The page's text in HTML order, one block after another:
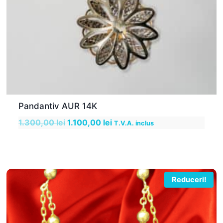
Pandantiv AUR 14K
1.300,00leiPrețul
1.300,00 lei.
1.100,00 leiPrețul
T.V.A. inclus
Reduceri!